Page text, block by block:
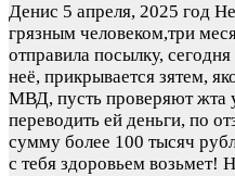
Денис 5 апреля, 2025 год
грязным человеком,три
отправила посылку,
неё, прикрывается зятем,
МВД, пусть проверяют жта
переводить ей деньги, по
сумму более 100 тысяч
с тебя здоровьем возьмет!